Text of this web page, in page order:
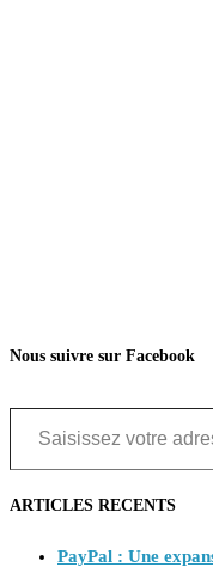
Nous suivre sur Facebook
Saisissez votre adresse e-mail…
ARTICLES RECENTS
PayPal : Une